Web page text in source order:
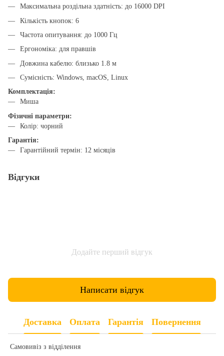
Максимальна роздільна здатність: до 16000 DPI
Кількість кнопок: 6
Частота опитування: до 1000 Гц
Ергономіка: для правшів
Довжина кабелю: близько 1.8 м
Сумісність: Windows, macOS, Linux
Комплектація:
Миша
Фізичні параметри:
Колір: чорний
Гарантія:
Гарантійний термін: 12 місяців
Відгуки
Додайте перший відгук
Написати відгук
Доставка Оплата Гарантія Повернення
Самовивіз з відділення